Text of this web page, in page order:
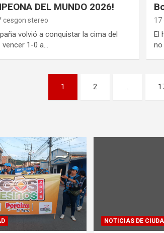
DEL MUNDO 2026!
cesgon stereo
volvió a conquistar la cima del
1-0 a…
17
El
no
1 2 …
NOTICIAS DE